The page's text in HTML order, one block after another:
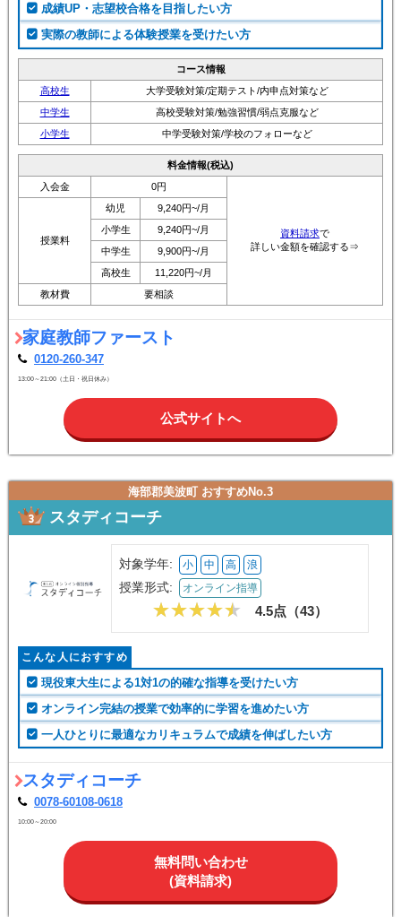
成績UP・志望校合格を目指したい方
実際の教師による体験授業を受けたい方
コース情報
高校生
大学受験対策/定期テスト/内申点対策など
中学生
高校受験対策/勉強習慣/弱点克服など
小学生
中学受験対策/学校のフォローなど
料金情報(税込)
入会金
0円
資料請求で
詳しい金額を確認する⇒
授業料
幼児
9,240円~/月
小学生
9,240円~/月
中学生
9,900円~/月
高校生
11,220円~/月
教材費
要相談
家庭教師ファースト
0120-260-347
13:00～21:00（土日・祝日休み）
公式サイトへ
海部郡美波町 おすすめNo.3
スタディコーチ
対象学年: 小 中 高 浪
授業形式: オンライン指導
4.5点（43）
こんな人におすすめ
現役東大生による1対1の的確な指導を受けたい方
オンライン完結の授業で効率的に学習を進めたい方
一人ひとりに最適なカリキュラムで成績を伸ばしたい方
スタディコーチ
0078-60108-0618
10:00～20:00
無料問い合わせ
(資料請求)